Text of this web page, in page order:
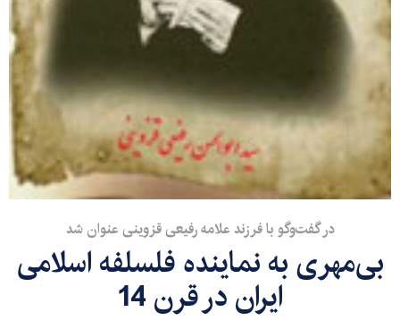
در گفت‌وگو با فرزند علامه رفیعی قزوینی عنوان شد
بی‌مهری به نماینده فلسلفه اسلامی
ایران در قرن 14